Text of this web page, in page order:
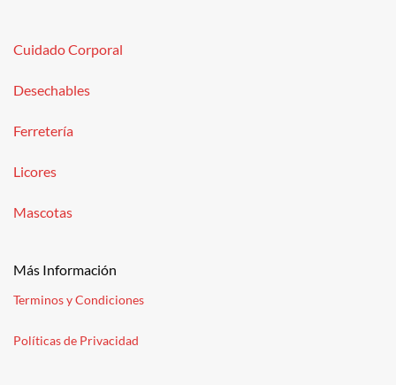
Cuidado Corporal
Desechables
Ferretería
Licores
Mascotas
Más Información
Terminos y Condiciones
Políticas de Privacidad